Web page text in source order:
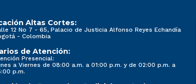
Altas Cortes:
12 No 7 - 65, Palacio de Justicia Alfonso Reyes Echandía
- Colombia
de Atención:
Presencial:
a Viernes de 08:00 a.m. a 01:00 p.m. y de 02:00 p.m. a
p.m.